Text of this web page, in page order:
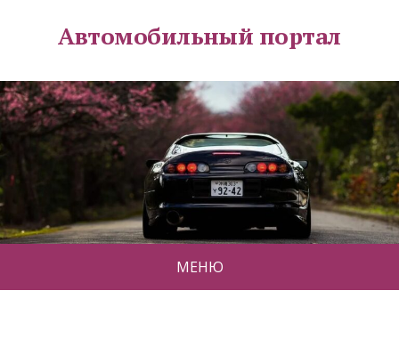
Автомобильный портал
МЕНЮ